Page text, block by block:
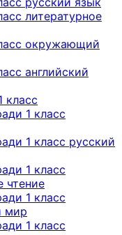
литературное
окружающий
английский
класс
1 класс
1 класс русский
1 класс
чтение
1 класс
мир
1 класс